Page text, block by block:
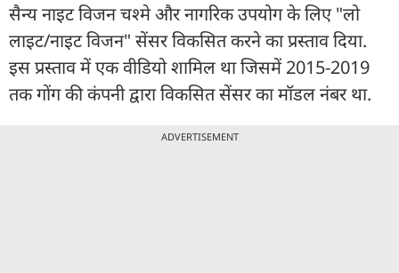
सैन्य नाइट विजन चश्मे और नागरिक उपयोग के लिए "लो
लाइट/नाइट विजन" सेंसर विकसित करने का प्रस्ताव दिया.
इस प्रस्ताव में एक वीडियो शामिल था जिसमें 2015-2019
तक गोंग की कंपनी द्वारा विकसित सेंसर का मॉडल नंबर था.
ADVERTISEMENT